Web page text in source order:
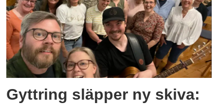
Gyttring släpper ny skiva: